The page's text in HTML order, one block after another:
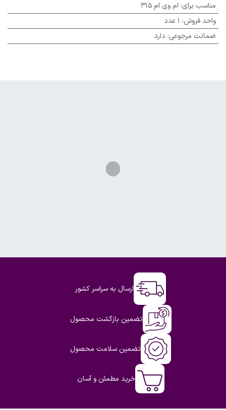
مناسب برای: ام وی ام 315
واحد فروش: 1 عدد
ضمانت مرجوعی: دارد
ارسال به سراسر کشور
تضمین بازگشت محصول
تضمین سلامت محصول
خرید مطمئن و آسان